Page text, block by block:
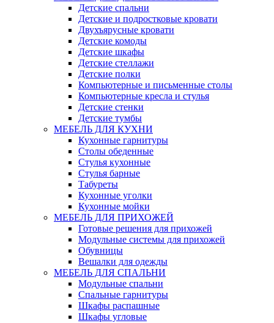
Детские спальни
Детские и подростковые кровати
Двухъярусные кровати
Детские комоды
Детские шкафы
Детские стеллажи
Детские полки
Компьютерные и письменные столы
Компьютерные кресла и стулья
Детские стенки
Детские тумбы
МЕБЕЛЬ ДЛЯ КУХНИ
Кухонные гарнитуры
Столы обеденные
Стулья кухонные
Стулья барные
Табуреты
Кухонные уголки
Кухонные мойки
МЕБЕЛЬ ДЛЯ ПРИХОЖЕЙ
Готовые решения для прихожей
Модульные системы для прихожей
Обувницы
Вешалки для одежды
МЕБЕЛЬ ДЛЯ СПАЛЬНИ
Модульные спальни
Спальные гарнитуры
Шкафы распашные
Шкафы угловые